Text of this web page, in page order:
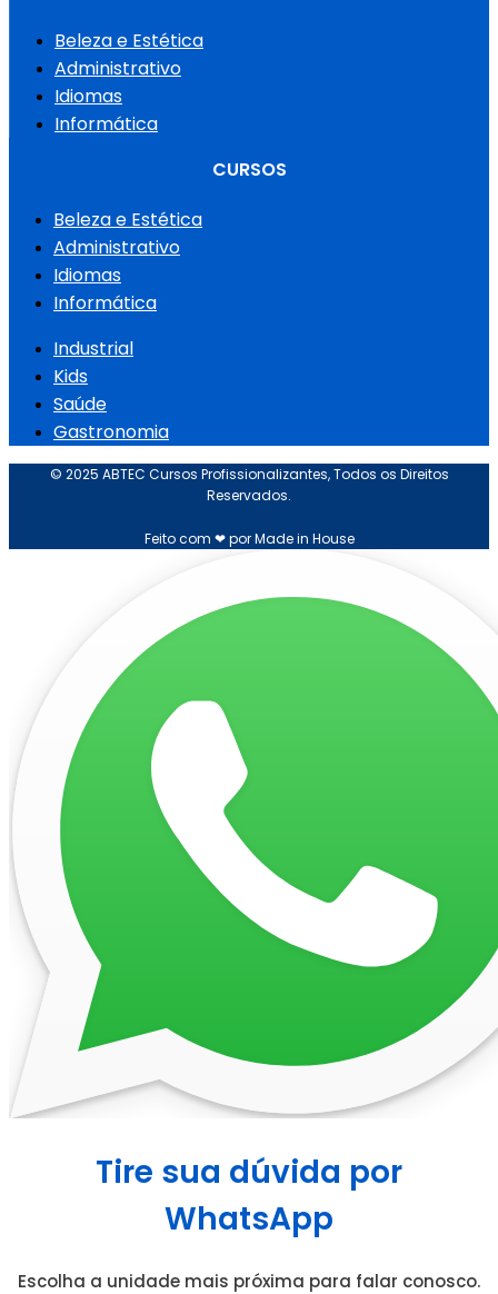
Beleza e Estética
Administrativo
Idiomas
Informática
CURSOS
Beleza e Estética
Administrativo
Idiomas
Informática
Industrial
Kids
Saúde
Gastronomia
© 2025 ABTEC Cursos Profissionalizantes, Todos os Direitos
Reservados.
Feito com ❤ por Made in House
Tire sua dúvida por
WhatsApp
Escolha a unidade mais próxima para falar conosco.